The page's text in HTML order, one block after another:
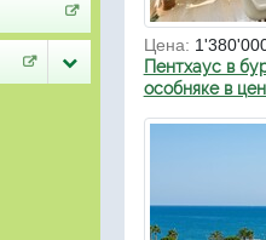
Цена:
Пентхаус в
особняке в